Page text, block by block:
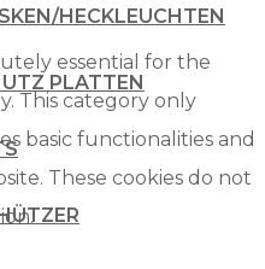
HECKLEUCHTEN
PLATTEN
essential for the
This category only
basic functionalities and
These cookies do not